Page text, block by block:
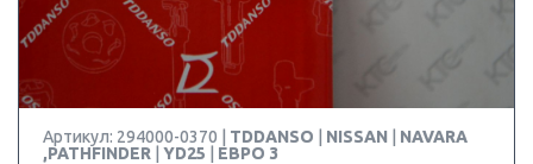
Артикул: 294000-0370 | TDDANSO NISSAN
NAVARA
,PATHFINDER
YD25 ЕВРО 3